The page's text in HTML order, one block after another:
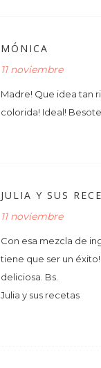
MÓNICA
11 noviembre
Madre! Que idea tan
colorida! Ideal!
JULIA Y SUS
11 noviembre
Con esa mezcla de
tiene que ser un
deliciosa. Bs.
Julia y sus recetas